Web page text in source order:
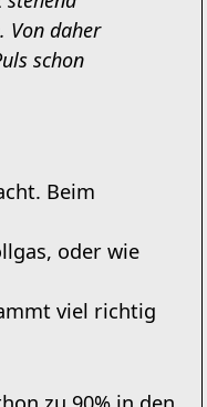
Von daher
schon
Beim
oder wie
viel richtig